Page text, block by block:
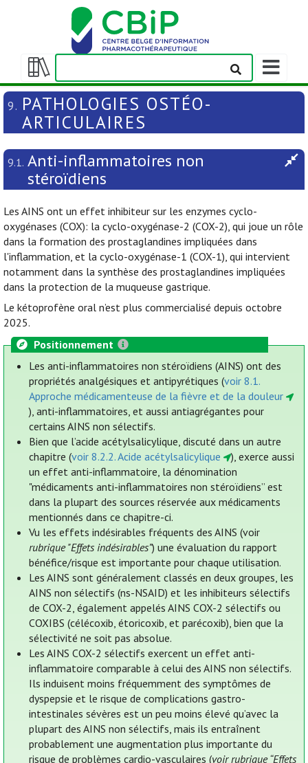
Afficher/masquer
la
table
des
Afficher/
la
barre
9. PATHOLOGIES OSTÉO-
ARTICULAIRES
9.1. Anti-inflammatoires non
stéroïdiens
Les AINS ont un effet inhibiteur sur les enzymes cyclo-
oxygénases (COX): la cyclo-oxygénase-2 (COX-2), qui joue un rôle
dans la formation des prostaglandines impliquées dans
l'inflammation, et la cyclo-oxygénase-1 (COX-1), qui intervient
notamment dans la synthèse des prostaglandines impliquées
dans la protection de la muqueuse gastrique.
Le kétoprofène oral n’est plus commercialisé depuis octobre
2025.
Positionnement
Les anti-inflammatoires non stéroïdiens (AINS) ont des
propriétés analgésiques et antipyrétiques (voir 8.1.
Approche médicamenteuse de la fièvre et de la douleur
), anti-inflammatoires, et aussi antiagrégantes pour
certains AINS non sélectifs.
Bien que l’acide acétylsalicylique, discuté dans un autre
chapitre (voir 8.2.2. Acide acétylsalicylique
), exerce aussi
un effet anti-inflammatoire, la dénomination
"médicaments anti-inflammatoires non stéroïdiens” est
dans la plupart des sources réservée aux médicaments
mentionnés dans ce chapitre-ci.
Vu les effets indésirables fréquents des AINS (voir
rubrique "Effets indésirables”) une évaluation du rapport
bénéfice/risque est importante pour chaque utilisation.
Les AINS sont généralement classés en deux groupes, les
AINS non sélectifs (ns-NSAID) et les inhibiteurs sélectifs
de COX-2, également appelés AINS COX-2 sélectifs ou
COXIBS (célécoxib, étoricoxib, et parécoxib), bien que la
sélectivité ne soit pas absolue.
Les AINS COX-2 sélectifs exercent un effet anti-
inflammatoire comparable à celui des AINS non sélectifs.
Ils induisent moins fréquemment des symptômes de
dyspepsie et le risque de complications gastro-
intestinales sévères est un peu moins élevé qu’avec la
plupart des AINS non sélectifs, mais ils entraînent
probablement une augmentation plus importante du
risque de problèmes cardio-vasculaires (voir rubrique “Effets